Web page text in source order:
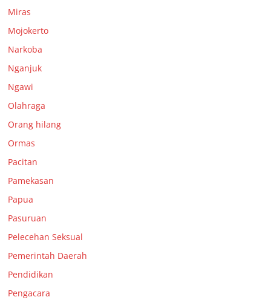
Miras
Mojokerto
Narkoba
Nganjuk
Ngawi
Olahraga
Orang hilang
Ormas
Pacitan
Pamekasan
Papua
Pasuruan
Pelecehan Seksual
Pemerintah Daerah
Pendidikan
Pengacara